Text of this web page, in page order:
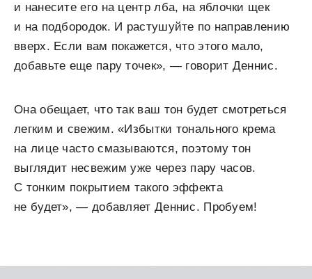
и нанесите его на центр лба, на яблочки щек
и на подбородок. И растушуйте по направлению
вверх. Если вам покажется, что этого мало,
добавьте еще пару точек», — говорит Деннис.
Она обещает, что так ваш тон будет смотреться
легким и свежим. «Избытки тонального крема
на лице часто смазываются, поэтому тон
выглядит несвежим уже через пару часов.
С тонким покрытием такого эффекта
не будет», — добавляет Деннис. Пробуем!